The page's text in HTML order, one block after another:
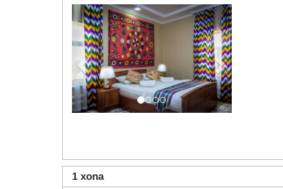
Previous Next
1 xona